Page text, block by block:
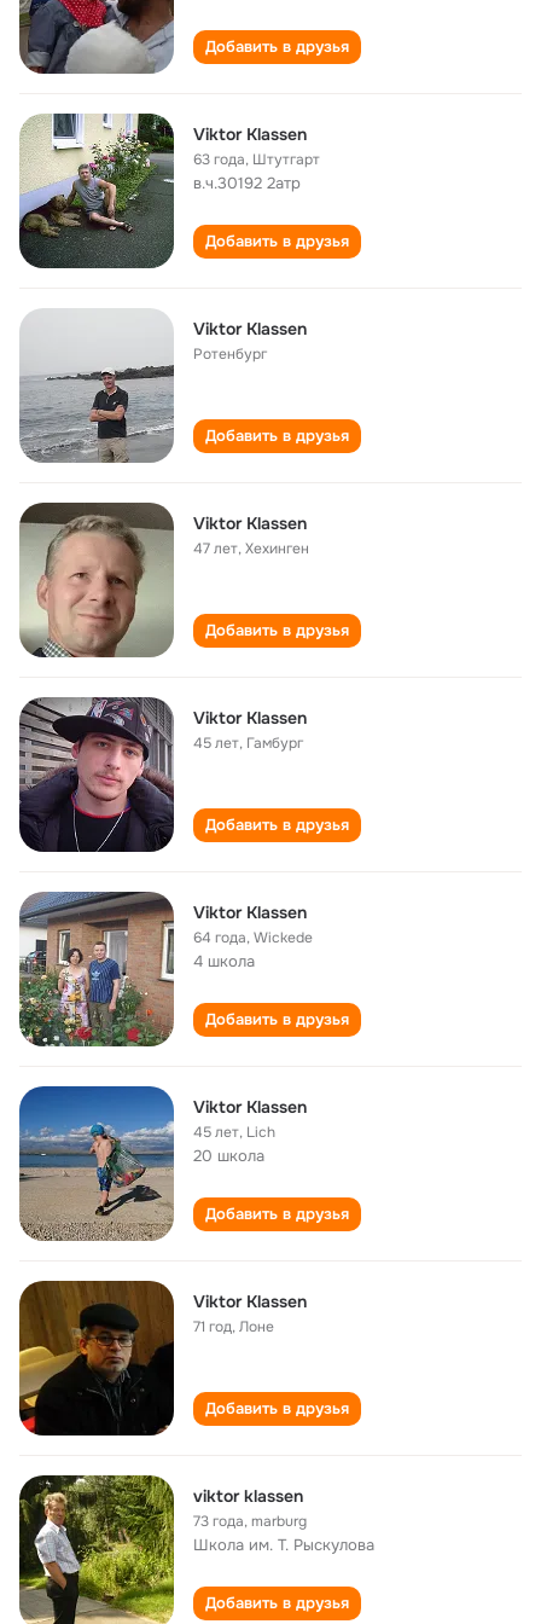
Добавить в друзья
Viktor Klassen
63 года, Штутгарт
в.ч.30192 2атр
Добавить в друзья
Viktor Klassen
Ротенбург
Добавить в друзья
Viktor Klassen
47 лет,Хехинген
Добавить в друзья
Viktor Klassen
45 лет, Гамбург
Добавить в друзья
Viktor Klassen
64 года,Wickede
4 школа
Добавить в друзья
Viktor Klassen
45 лет, Lich
20 школа
Добавить в друзья
Viktor Klassen
71 год,Лоне
Добавить в друзья
viktor klassen
73 года,marburg
Школа им. Т. Рыскулова
Добавить в друзья